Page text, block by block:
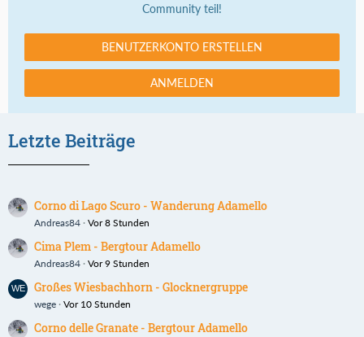
Community teil!
BENUTZERKONTO ERSTELLEN
ANMELDEN
Letzte Beiträge
Corno di Lago Scuro - Wanderung Adamello
Andreas84 Vor 8 Stunden
Cima Plem - Bergtour Adamello
Andreas84 Vor 9 Stunden
Großes Wiesbachhorn - Glocknergruppe
wege Vor 10 Stunden
Corno delle Granate - Bergtour Adamello